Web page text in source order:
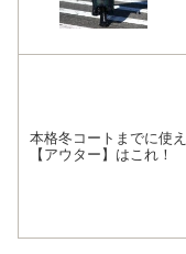
本格冬コートまでに使
【アウター】はこれ！